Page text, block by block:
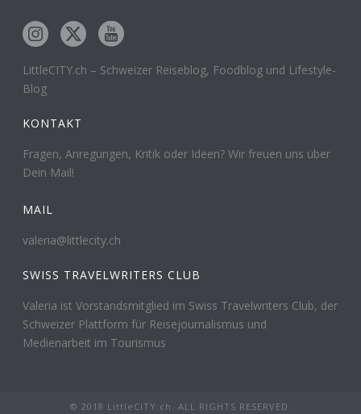
LittleCITY.ch – Schweizer Reiseblog, Foodblog und Lifestyle-
Blog
KONTAKT
Fragen, Anregungen, Kritik oder Ideen? Wir freuen uns über
Dein Mail!
MAIL
valeria@littlecity.ch
SWISS TRAVELWRITERS CLUB
Valeria ist Vorstandsmitglied im Swiss Travelwriters Club, der
Schweizer Plattform für Reisejournalismus und
Medienarbeit im Tourismus
© 2018 LittleCITY.ch. ALL RIGHTS RESERVED.